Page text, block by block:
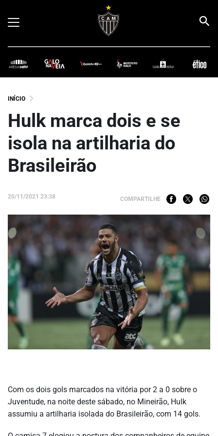
INÍCIO
Hulk marca dois e se
isola na artilharia do
Brasileirão
20/11/2021 23:38 COMPARTILHE
Com os dois gols marcados na vitória por 2 a 0 sobre o
Juventude, na noite deste sábado, no Mineirão, Hulk
assumiu a artilharia isolada do Brasileirão, com 14 gols.